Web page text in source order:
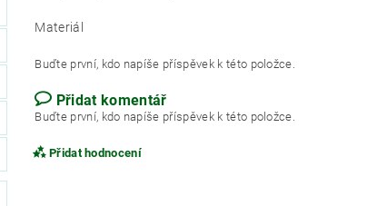
Materiál
Buďte první, kdo napíše příspěvek k této položce.
Přidat komentář
Buďte první, kdo napíše příspěvek k této položce.
Přidat hodnocení